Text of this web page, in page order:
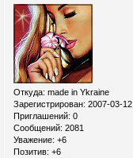
Откуда: made in Ykraine
Зарегистрирован: 2007-03-12
Приглашений: 0
Сообщений: 2081
Уважение: +6
Позитив: +6